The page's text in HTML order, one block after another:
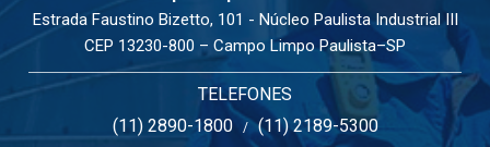
Estrada Faustino Bizetto, 101 - Núcleo Paulista Industrial III
CEP 13230-800 – Campo Limpo Paulista–SP
TELEFONES
(11) 2890-1800/(11) 2189-5300